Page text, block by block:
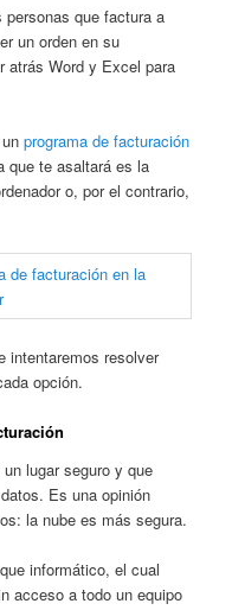
que factura a
un orden en su
atrás Word y Excel para
unprograma de facturación
que te asaltará es la
o, por el contrario,
intentaremos resolver
opción.
lugar seguro y que
Es una opinión
la nube es más segura.
informático, el cual
acceso a todo un equipo